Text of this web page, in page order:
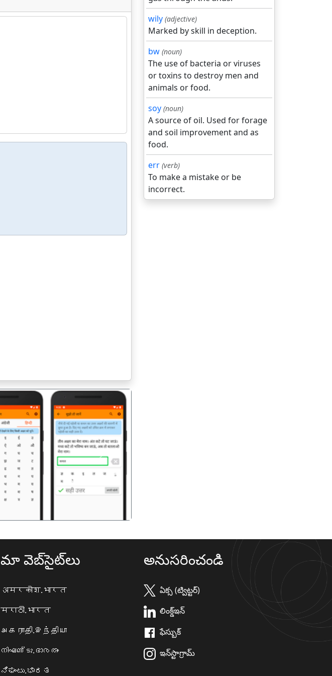
अगला
wily (adjective)
Marked by skill in deception.
bw (noun)
The use of bacteria or viruses
or toxins to destroy men and
animals or food.
soy (noun)
A source of oil. Used for forage
and soil improvement and as
food.
err (verb)
To make a mistake or be
incorrect.
మా వెబ్‌సైట్‌లు
अमरकोश.भारत
मराठी.भारत
அகராதி.இந்தியா
നിഘണ്ടു.ഭാരതം
ನಿಘಂಟು.ಭಾರತ
అనుసరించండి
ఏక్స (ట్విట్టర్)
లింక్డ్ఇన్
ఫేస్బుక్
ఇన్‌స్టాగ్రామ్